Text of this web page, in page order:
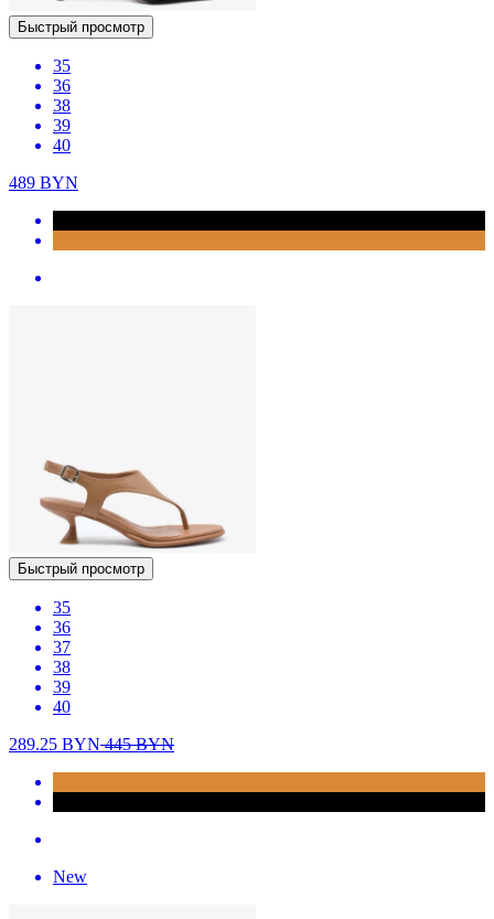
Быстрый просмотр
35
36
38
39
40
489 BYN
Быстрый просмотр
35
36
37
38
39
40
289.25 BYN445BYN
New